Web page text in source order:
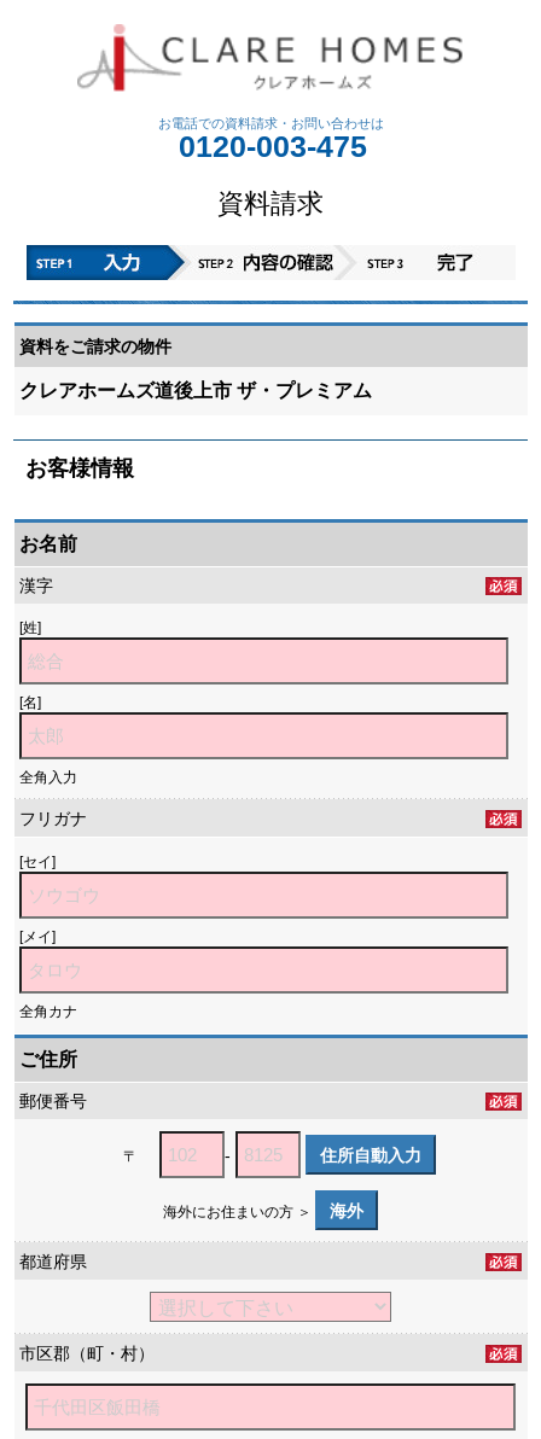
お電話での資料請求・ お問い合わせは
0120-003-475
資料請求
資料をご請求の物件
クレアホームズ道後上市 ザ・プレミアム
お客様情報
お名前
漢字
[姓]
[名]
全角入力
フリガナ
[セイ]
[メイ]
全角カナ
ご住所
郵便番号
〒 - 住所自動入力
海外にお住まいの方 ＞ 海外
都道府県
市区郡（町・村）